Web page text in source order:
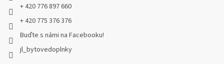
+ 420 776 897 660
+ 420 775 376 376
Buďte s námi na Facebooku!
jl_bytovedoplnky